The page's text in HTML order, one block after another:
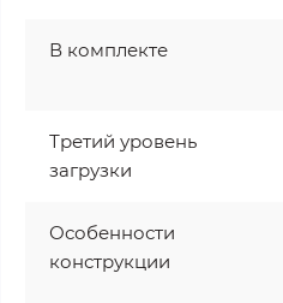
В комплекте
Третий уровень
загрузки
Особенности
конструкции